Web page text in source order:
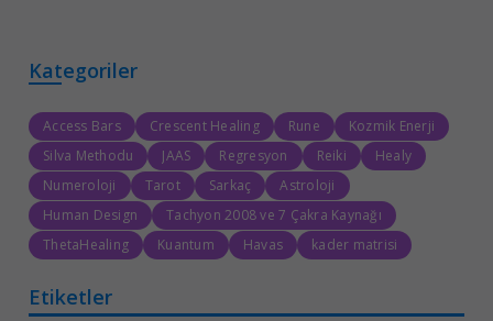
Kategoriler
Access Bars Crescent Healing Rune
Kozmik Enerji
Silva Methodu
JAAS Regresyon Reiki
Healy
Numeroloji
Tarot Sarkaç
Astroloji
Human Design
Tachyon 2008 ve 7 Çakra Kaynağı
ThetaHealing
Kuantum Havas kader matrisi
Etiketler